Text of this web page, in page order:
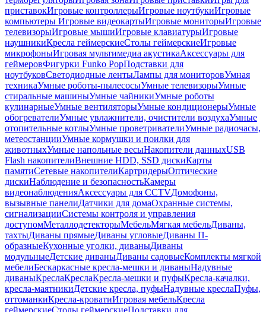
приставокИгровые контроллерыИгровые ноутбукиИгровые
компьютеры Игровые видеокартыИгровые мониторыИгровые
телевизорыИгровые мышиИгровые клавиатурыИгровые
наушникиКресла геймерскиеСтолы геймерскиеИгровые
микрофоныИгровая мультимедиа акустикаАксессуары для
геймеровФигурки Funko PopПодставки для
ноутбуковСветодиодные лентыЛампы для мониторовУмная
техникаУмные роботы-пылесосыУмные телевизорыУмные
стиральные машиныУмные чайникиУмные роботы
кулинарныеУмные вентиляторыУмные кондиционерыУмные
обогревателиУмные увлажнители, очистители воздухаУмные
отопительные котлыУмные проветривателиУмные радиочасы,
метеостанцииУмные кормушки и поилки для
животныхУмные напольные весыНакопители данныхUSB
Flash накопителиВнешние HDD, SSD дискиКарты
памятиСетевые накопителиКартридерыОптические
дискиНаблюдение и безопасностьКамеры
видеонаблюденияАксессуары для CCTVДомофоны,
вызывные панелиДатчики для домаОхранные системы,
сигнализацииСистемы контроля и управления
доступомМеталлодетекторыМебельМягкая мебельДиваны,
тахтыДиваны прямыеДиваны угловыеДиваны П-
образныеКухонные уголки, диваныДиваны
модульныеДетские диваныДиваны садовыеКомплекты мягкой
мебелиБескаркасные кресла-мешки и диваныНадувные
диваныКреслаКреслаКресла-мешки и пуфыКресла-качалки,
кресла-маятникиДетские кресла, пуфыНадувные креслаПуфы,
оттоманкиКресла-кроватиИгровая мебельКресла
геймерскиеСтолы геймерскиеПодставки для